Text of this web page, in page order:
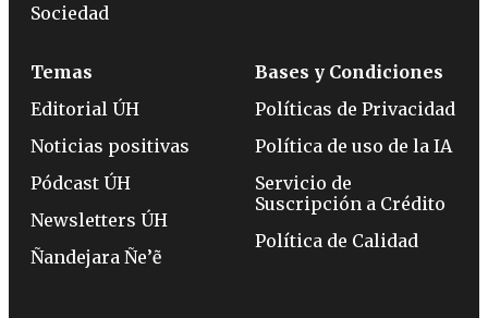
Sociedad
Temas
Editorial ÚH
Noticias positivas
Pódcast ÚH
Newsletters ÚH
Ñandejara Ñe’ẽ
Bases y Condiciones
Políticas de Privacidad
Política de uso de la IA
Servicio de
Suscripción a Crédito
Política de Calidad